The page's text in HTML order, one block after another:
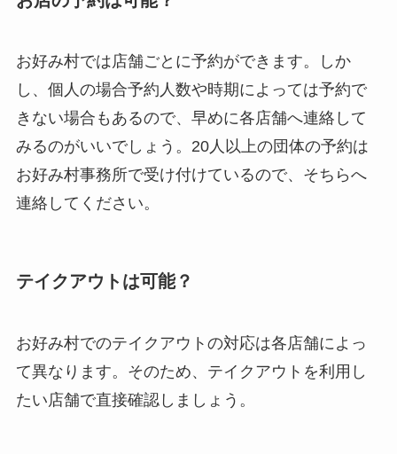
お好み村では店舗ごとに予約ができます。しか
し、個人の場合予約人数や時期によっては予約で
きない場合もあるので、早めに各店舗へ連絡して
みるのがいいでしょう。20人以上の団体の予約は
お好み村事務所で受け付けているので、そちらへ
連絡してください。
テイクアウトは可能？
お好み村でのテイクアウトの対応は各店舗によっ
て異なります。そのため、テイクアウトを利用し
たい店舗で直接確認しましょう。